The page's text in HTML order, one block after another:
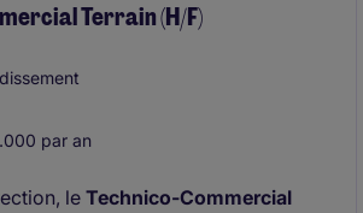
Terrain (H/F)
par an
le Technico-Commercial